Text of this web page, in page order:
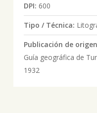
DPI: 600
Tipo / Técnica:
Publicación de
Guía geográfica de
1932